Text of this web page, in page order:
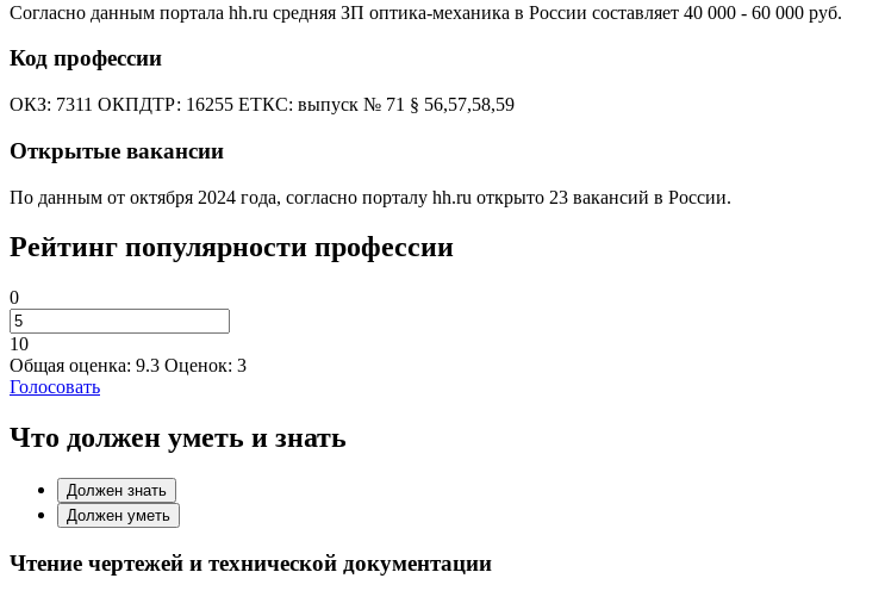
Согласно данным портала hh.ru средняя ЗП оптика-механика в России составляет 40 000 - 60 000 руб.
Код профессии
ОКЗ: 7311 ОКПДТР: 16255 ЕТКС: выпуск № 71 § 56,57,58,59
Открытые вакансии
По данным от октября 2024 года, согласно порталу hh.ru открыто 23 вакансий в России.
Рейтинг популярности профессии
0
10
Общая оценка: 9.3 Оценок: 3
Голосовать
Что должен уметь и знать
Должен знать
Должен уметь
Чтение чертежей и технической документации